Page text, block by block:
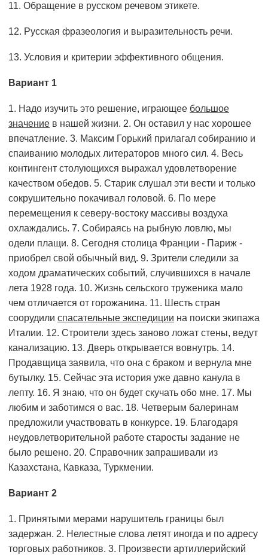
11. Обращение в русском речевом этикете.
12. Русская фразеология и выразительность речи.
13. Условия и критерии эффективного общения.
Вариант 1
1. Надо изучить это решение, играющее большое
значение в нашей жизни. 2. Он оставил у нас хорошее
впечатление. 3. Максим Горький прилагал собиранию и
спаиванию молодых литераторов много сил. 4. Весь
контингент столующихся выражал удовлетворение
качеством обедов. 5. Старик слушал эти вести и только
сокрушительно покачивал головой. 6. По мере
перемещения к северу-востоку массивы воздуха
охлаждались. 7. Собираясь на рыбную ловлю, мы
одели плащи. 8. Сегодня столица Франции - Париж -
приобрел свой обычный вид. 9. Зрители следили за
ходом драматических событий, случившихся в начале
лета 1928 года. 10. Жизнь сельского труженика мало
чем отличается от горожанина. 11. Шесть стран
соорудили спасательные экспедиции на поиски экипажа
Италии. 12. Строители здесь заново ложат стены, ве­дут
канализацию. 13. Дверь открывается вовнутрь. 14.
Продав­щи­ца заявила, что она с браком и вернула мне
бутылку. 15. Сейчас эта история уже давно канула в
лепту. 16. Я знаю, что он будет скучать обо мне. 17. Мы
любим и заботимся о вас. 18. Четверым балеринам
предложили участвовать в конкурсе. 19. Благодаря
неудовлетворительной работе старосты задание не
было решено. 20. Справочник запрашивали из
Казахстана, Кавказа, Туркмении.
Вариант 2
1. Принятыми мерами нарушитель границы был
задержан. 2. Нелестные слова летят иногда и по адресу
торговых работников. 3. Произвести артиллерийский